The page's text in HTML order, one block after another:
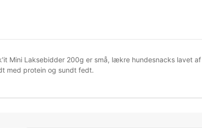
Mini Laksebidder 200g er små, lækre hundesnacks lavet
med protein og sundt fedt.